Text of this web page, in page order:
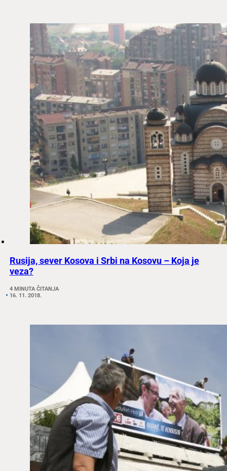
Rusija, sever Kosova i Srbi na Kosovu – Koja je
veza?
4 MINUTA ČITANJA
16. 11. 2018.